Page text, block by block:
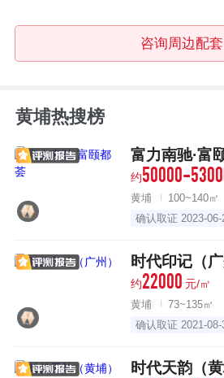
咨询周边配套
黄埔热搜榜
富力南驰·富
约50000-
黄埔
100~140㎡
确认取证 2023-06-
时代印记（广
约22000 元/㎡
黄埔
73~135㎡
确认取证 2021-08-
时代天韵（黄